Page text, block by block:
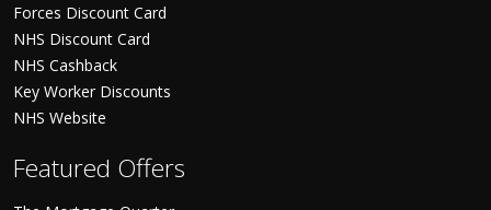
Forces Discount Card
NHS Discount Card
NHS Cashback
Key Worker Discounts
NHS Website
Featured Offers